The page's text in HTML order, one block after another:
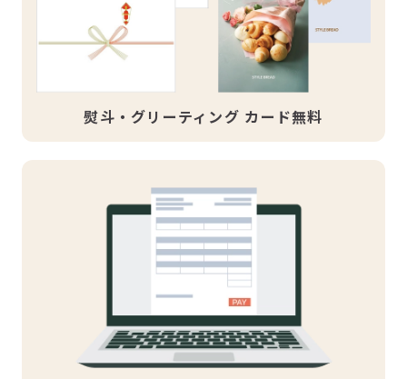
熨斗・グリーティング カード無料